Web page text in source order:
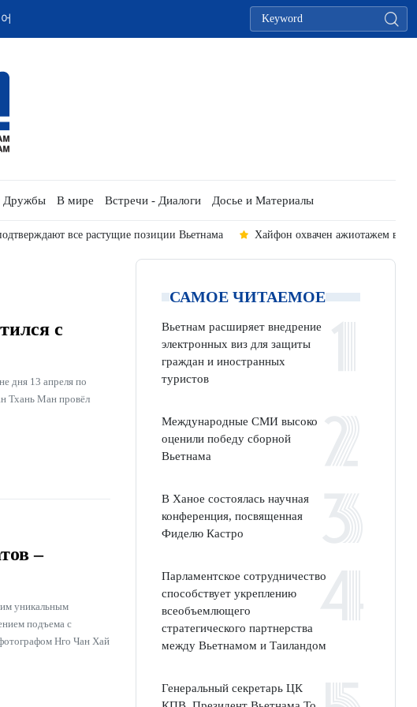
Дружбы В мире Встречи - Диалоги Досье и Материалы
все растущие позиции Вьетнама Хайфон охвачен ажиотажем в
с
дня 13 апреля по
Тхань Ман провёл
–
уникальным
подъема с
Нго Чан Хай
САМОЕ ЧИТАЕМОЕ
Вьетнам расширяет внедрение
электронных виз для защиты
граждан и иностранных
туристов
Международные СМИ высоко
оценили победу сборной
Вьетнама
В Ханое состоялась научная
конференция, посвященная
Фиделю Кастро
Парламентское сотрудничество
способствует укреплению
всеобъемлющего
стратегического партнерства
между Вьетнамом и Таиландом
Генеральный секретарь ЦК